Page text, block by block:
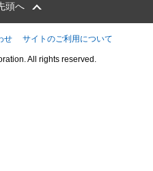
頭へ
せ サイトのご利用について
All rights reserved.